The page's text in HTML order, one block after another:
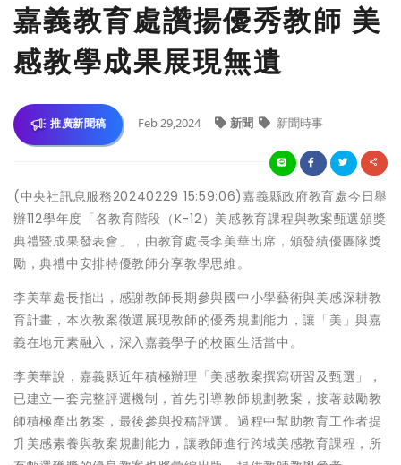
嘉義教育處讚揚優秀教師 美
感教學成果展現無遺
推廣新聞稿 Feb 29,2024 新聞 新聞時事
(中央社訊息服務20240229 15:59:06)嘉義縣政府教育處今日舉
辦112學年度「各教育階段（K-12）美感教育課程與教案甄選頒獎
典禮暨成果發表會」，由教育處長李美華出席，頒發績優團隊獎
勵，典禮中安排特優教師分享教學思維。
李美華處長指出，感謝教師長期參與國中小學藝術與美感深耕教
育計畫，本次教案徵選展現教師的優秀規劃能力，讓「美」與嘉
義在地元素融入，深入嘉義學子的校園生活當中。
李美華說，嘉義縣近年積極辦理「美感教案撰寫研習及甄選」，
已建立一套完整評選機制，首先引導教師規劃教案，接著鼓勵教
師積極產出教案，最後參與投稿評選。過程中幫助教育工作者提
升美感素養與教案規劃能力，讓教師進行跨域美感教育課程，所